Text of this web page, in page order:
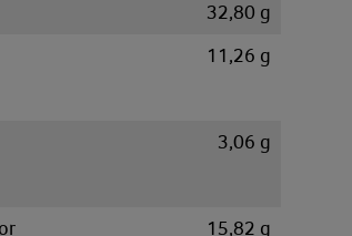
32,80 g
11,26 g
3,06 g
15,82 g